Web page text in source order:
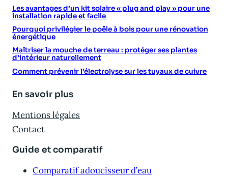
Les avantages d’un kit solaire « plug and play » pour une
installation rapide et facile
Pourquoi privilégier le poêle à bois pour une rénovation
énergétique
Maîtriser la mouche de terreau : protéger ses plantes
d’intérieur naturellement
Comment prévenir l’électrolyse sur les tuyaux de cuivre
En savoir plus
Mentions légales
Contact
Guide et comparatif
Comparatif adoucisseur d’eau